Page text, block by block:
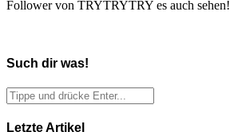
Follower von TRYTRYTRY es auch sehen!
Such dir was!
Letzte Artikel